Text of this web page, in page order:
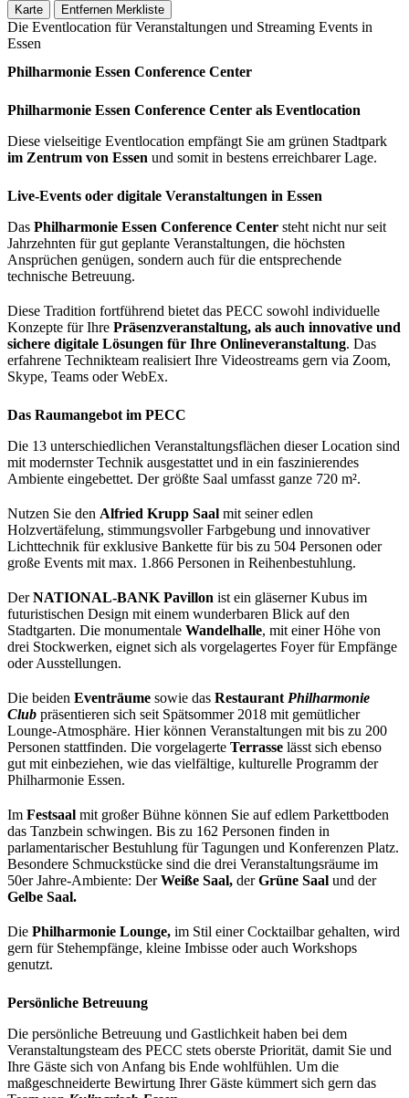
Karte Entfernen Merkliste
Die Eventlocation für Veranstaltungen und Streaming Events in
Essen
Philharmonie Essen Conference Center
Philharmonie Essen Conference Center als Eventlocation
Diese vielseitige Eventlocation empfängt Sie am grünen Stadtpark
im Zentrum von Essen und somit in bestens erreichbarer Lage.
Live-Events oder digitale Veranstaltungen in Essen
Das Philharmonie Essen Conference Center steht nicht nur seit
Jahrzehnten für gut geplante Veranstaltungen, die höchsten
Ansprüchen genügen, sondern auch für die entsprechende
technische Betreuung.
Diese Tradition fortführend bietet das PECC sowohl individuelle
Konzepte für Ihre Präsenzveranstaltung, als auch innovative und
sichere digitale Lösungen für Ihre Onlineveranstaltung. Das
erfahrene Technikteam realisiert Ihre Videostreams gern via Zoom,
Skype, Teams oder WebEx.
Das Raumangebot im PECC
Die 13 unterschiedlichen Veranstaltungsflächen dieser Location sind
mit modernster Technik ausgestattet und in ein faszinierendes
Ambiente eingebettet. Der größte Saal umfasst ganze 720 m².
Nutzen Sie den Alfried Krupp Saal mit seiner edlen
Holzvertäfelung, stimmungsvoller Farbgebung und innovativer
Lichttechnik für exklusive Bankette für bis zu 504 Personen oder
große Events mit max. 1.866 Personen in Reihenbestuhlung.
DerNATIONAL-BANK Pavillon ist ein gläserner Kubus im
futuristischen Design mit einem wunderbaren Blick auf den
Stadtgarten. Die monumentale Wandelhalle, mit einer Höhe von
drei Stockwerken, eignet sich als vorgelagertes Foyer für Empfänge
oder Ausstellungen.
Die beiden Eventräume sowie das Restaurant Philharmonie
Club präsentieren sich seit Spätsommer 2018 mit gemütlicher
Lounge-Atmosphäre. Hier können Veranstaltungen mit bis zu 200
Personen stattfinden. Die vorgelagerte Terrasse lässt sich ebenso
gut mit einbeziehen, wie das vielfältige, kulturelle Programm der
Philharmonie Essen.
Im Festsaal mit großer Bühne können Sie auf edlem Parkettboden
das Tanzbein schwingen. Bis zu 162 Personen finden in
parlamentarischer Bestuhlung für Tagungen und Konferenzen Platz.
Besondere Schmuckstücke sind die drei Veranstaltungsräume im
50er Jahre-Ambiente: DerWeiße Saal, derGrüne Saal und der
Gelbe Saal.
Die Philharmonie Lounge, im Stil einer Cocktailbar gehalten, wird
gern für Stehempfänge, kleine Imbisse oder auch Workshops
genutzt.
Persönliche Betreuung
Die persönliche Betreuung und Gastlichkeit haben bei dem
Veranstaltungsteam des PECC stets oberste Priorität, damit Sie und
Ihre Gäste sich von Anfang bis Ende wohlfühlen. Um die
maßgeschneiderte Bewirtung Ihrer Gäste kümmert sich gern das